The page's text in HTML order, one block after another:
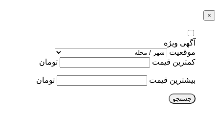
×
آگهی ویژه
موقعیت
کمترین قیمت
تومان
بیشترین قیمت تومان
جستجو